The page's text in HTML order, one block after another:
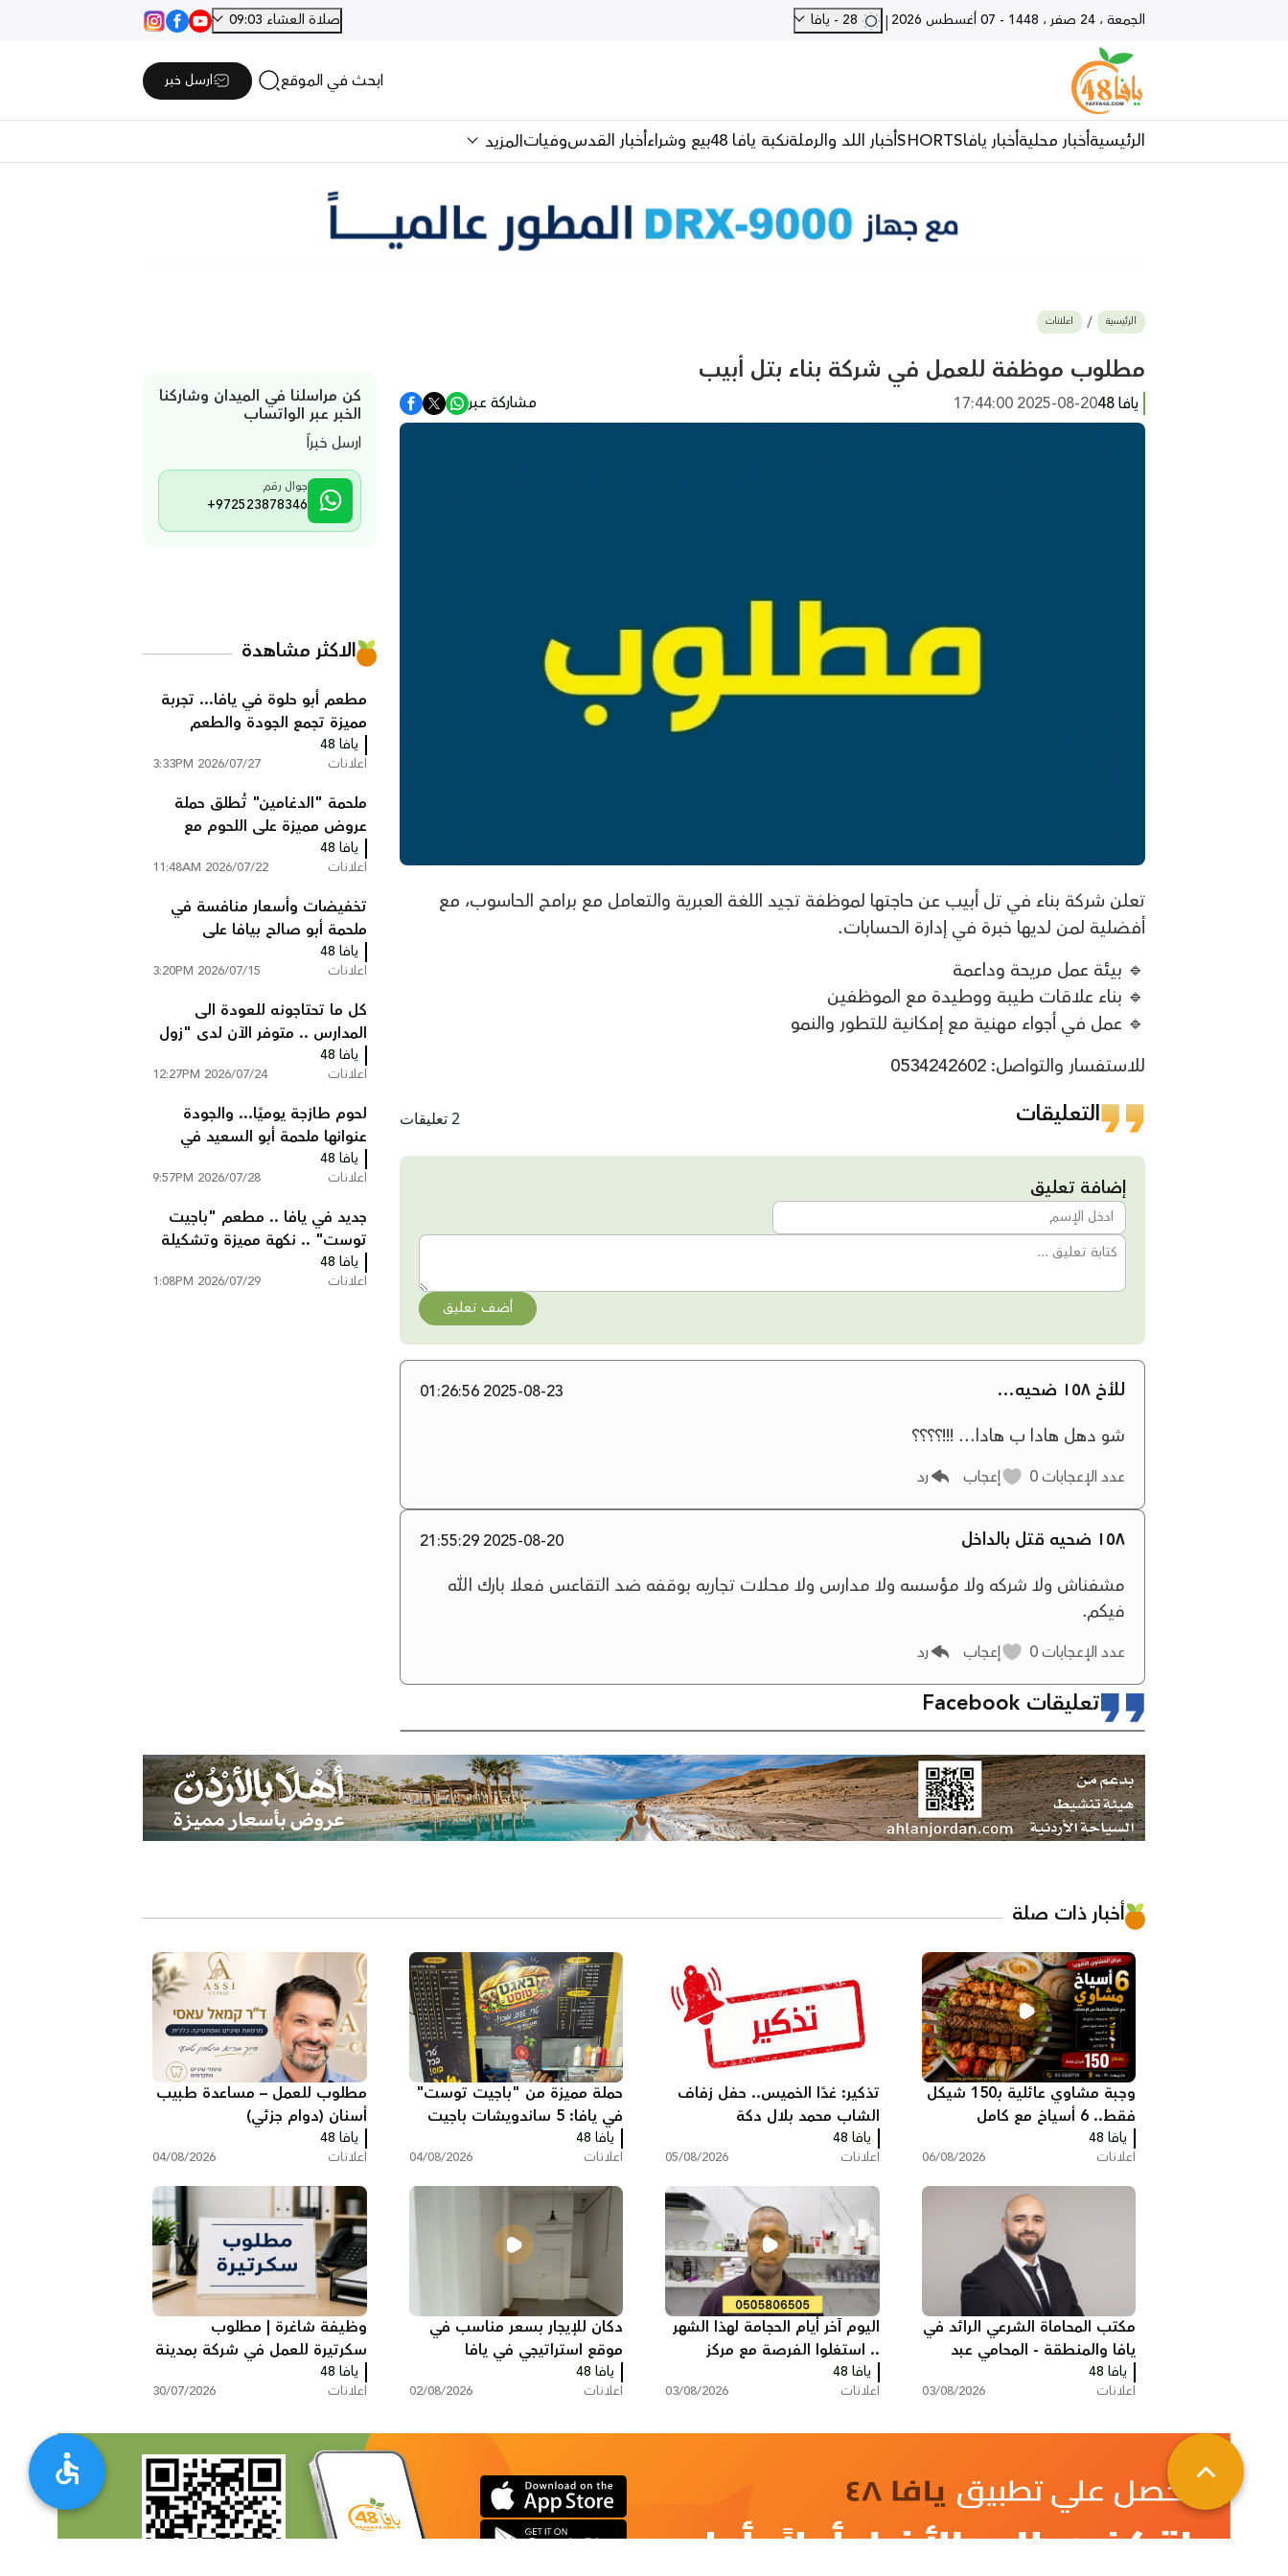
الجمعة ، 24 صفر ، 1448 - 07 أغسطس 2026 | صلاة العشاء 09:03
ابحث في الموقع ارسل خبر
الرئيسيةأخبار محليةأخبار يافاSHORTSأخبار اللد والرملةنكبة يافا 48 بيع وشراءأخبار القدسوفياتالمزيد
الرئيسية اعلانات
مطلوب موظفة للعمل في شركة بناء بتل أبيب
يافا 48 2025-08-20 17:44:00 مشاركة عبر
تعلن شركة بناء في تل أبيب عن حاجتها لموظفة تجيد اللغة العبرية والتعامل مع برامج الحاسوب، مع
أفضلية لمن لديها خبرة في إدارة الحسابات.
🔹 بيئة عمل مريحة وداعمة
🔹 بناء علاقات طيبة ووطيدة مع الموظفين
🔹 عمل في أجواء مهنية مع إمكانية للتطور والنمو
للاستفسار والتواصل: 0534242602
التعليقات 2 تعليقات
إضافة تعليق
أضف تعليق
للأخ ١٥٨ ضحيه... 2025-08-23 01:26:56
شو دهل هادا ب هادا... !!!؟؟؟؟
عدد الإعجابات إعجاب رد
١٥٨ ضحيه قتل بالداخل 2025-08-20 21:55:29
مشفناش ولا شركه ولا مؤسسه ولا مدارس ولا محلات تجاريه بوقفه ضد التقاعس فعلا بارك الله
فيكم.
عدد الإعجابات إعجاب رد
تعليقات Facebook
كن مراسلنا في الميدان وشاركنا
الخبر عبر الواتساب
ارسل خبراً
جوال رقم
+972523878346
الاكثر مشاهدة
مطعم أبو حلوة في يافا... تجربة
مميزة تجمع الجودة والطعم
الأصيل
يافا 48
اعلانات 2026/07/27 3:33PM
ملحمة "الدغامين" تُطلق حملة
عروض مميزة على اللحوم مع
خدمة توصيل مجانية ليافا واللد
يافا 48
اعلانات 2026/07/22 11:48AM
تخفيضات وأسعار منافسة في
ملحمة أبو صالح بيافا على
تشكيلة واسعة من اللحوم
والدجاج
يافا 48
اعلانات 2026/07/15 3:20PM
كل ما تحتاجونه للعودة الى
المدارس .. متوفر الآن لدى "زول
ستوك" يافا
يافا 48
اعلانات 2026/07/24 12:27PM
لحوم طازجة يوميًا... والجودة
عنوانها ملحمة أبو السعيد في
قلقيلية
يافا 48
اعلانات 2026/07/28 9:57PM
جديد في يافا .. مطعم "باجيت
توست" .. نكهة مميزة وتشكيلة
واسعة من الساندويشات
الطازجة
يافا 48
اعلانات 2026/07/29 1:08PM
أخبار ذات صلة
وجبة مشاوي عائلية بـ150 شيكل
فقط.. 6 أسياخ مع كامل
الإضافات في مطعم أبو حلوة
بيافا
يافا 48
اعلانات 06/08/2026
تذكير: غدًا الخميس.. حفل زفاف
الشاب محمد بلال دكة
يافا 48
اعلانات 05/08/2026
حملة مميزة من "باجيت توست"
في يافا: 5 ساندويشات باجيت
مع شيبس وكولا بـ200 شيكل
يافا 48
اعلانات 04/08/2026
مطلوب للعمل – مساعدة طبيب
أسنان (دوام جزئي)
يافا 48
اعلانات 04/08/2026
مكتب المحاماة الشرعي الرائد في
يافا والمنطقة - المحامي عبد
الفتاح محمد زبدة
يافا 48
اعلانات 03/08/2026
اليوم آخر أيام الحجامة لهذا الشهر
.. استغلوا الفرصة مع مركز
سريس
يافا 48
اعلانات 03/08/2026
دكان للإيجار بسعر مناسب في
موقع استراتيجي في يافا
يافا 48
اعلانات 02/08/2026
وظيفة شاغرة | مطلوب
سكرتيرة للعمل في شركة بمدينة
ريشون لتسيون
يافا 48
اعلانات 30/07/2026